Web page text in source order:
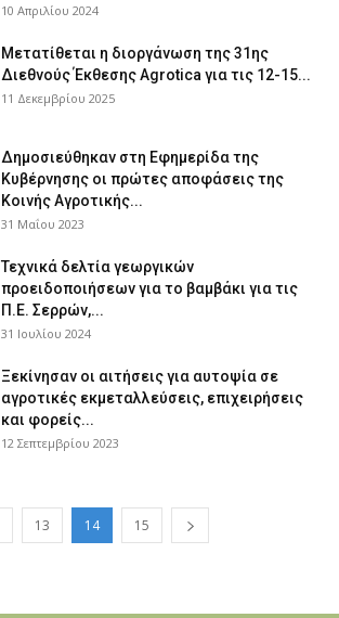
10 Απριλίου 2024
Μετατίθεται η διοργάνωση της 31ης
Διεθνούς Έκθεσης Agrotica για τις 12-15...
11 Δεκεμβρίου 2025
Δημοσιεύθηκαν στη Εφημερίδα της
Κυβέρνησης οι πρώτες αποφάσεις της
Κοινής Αγροτικής...
31 Μαΐου 2023
Τεχνικά δελτία γεωργικών
προειδοποιήσεων για το βαμβάκι για τις
Π.Ε. Σερρών,...
31 Ιουλίου 2024
Ξεκίνησαν οι αιτήσεις για αυτοψία σε
αγροτικές εκμεταλλεύσεις, επιχειρήσεις
και φορείς...
12 Σεπτεμβρίου 2023
13 14 15